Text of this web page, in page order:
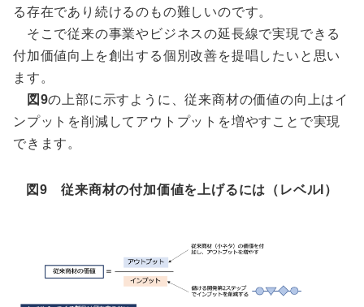
る存在であり続けるのもの難しいのです。
そこで従来の事業やビジネスの延長線で実現できる
付加価値向上を創出する個別改善を提唱したいと思い
ます。
図9の上部に示すように、従来商材の価値の向上はイ
ンプットを削減してアウトプットを増やすことで実現
できます。
図9 従来商材の付加価値を上げるには（レベルI）